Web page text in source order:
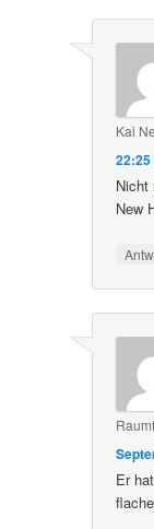
Kai
Nicht
New
Er